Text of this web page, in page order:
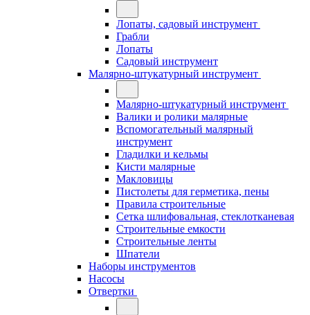
Лопаты, садовый инструмент
Грабли
Лопаты
Садовый инструмент
Малярно-штукатурный инструмент
Малярно-штукатурный инструмент
Валики и ролики малярные
Вспомогательный малярный
инструмент
Гладилки и кельмы
Кисти малярные
Макловицы
Пистолеты для герметика, пены
Правила строительные
Сетка шлифовальная, стеклотканевая
Строительные емкости
Строительные ленты
Шпатели
Наборы инструментов
Насосы
Отвертки